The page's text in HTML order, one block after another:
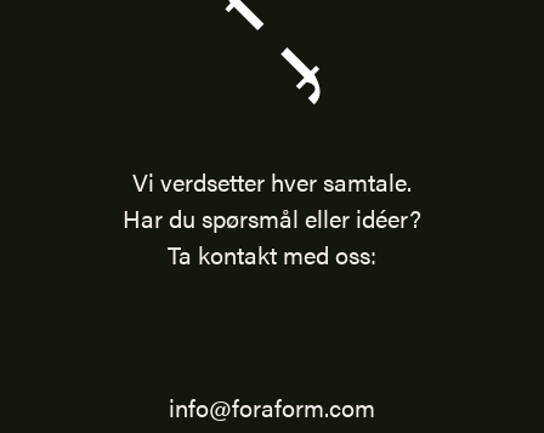
Vi verdsetter hver samtale.
Har du spørsmål eller idéer?
Ta kontakt med oss:
info@foraform.com